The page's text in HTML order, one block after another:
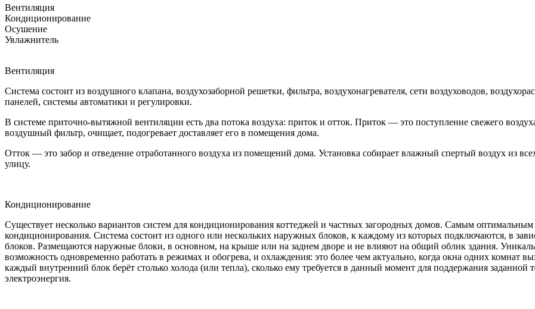
Вентиляция
Кондиционирование
Осушение
Увлажнитель
Вентиляция
Система состоит из воздушного клапана, воздухозаборной решетки, фильтра, воздухонагревателя, сети воздуховодов,
панелей, системы автоматики и регулировки.
В системе приточно-вытяжной вентиляции есть два потока воздуха: приток и отток. Приток — это поступление свежего
воздушный фильтр, очищает, подогревает доставляет его в помещения дома.
Отток — это забор и отведение отработанного воздуха из помещений дома. Установка собирает влажный спертый воздух из
улицу.
Кондиционирование
Существует несколько вариантов систем для кондиционирования коттеджей и частных загородных домов. Самым оптимальным
кондиционирования. Система состоит из одного или нескольких наружных блоков, к каждому из которых подключаются, в
блоков. Размещаются наружные блоки, в основном, на крыше или на заднем дворе и не влияют на общий облик здания.
возможность одновременно работать в режимах и обогрева, и охлаждения: это более чем актуально, когда окна одних комнат
каждый внутренний блок берёт столько холода (или тепла), сколько ему требуется в данный момент для поддержания заданной
электроэнергия.